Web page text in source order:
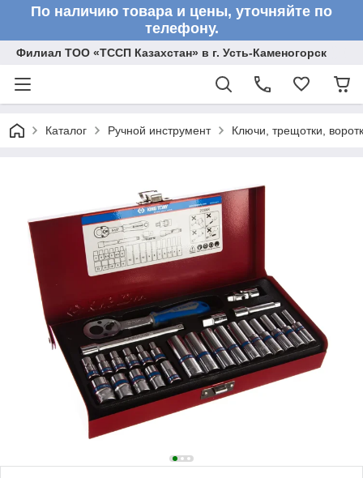
По наличию товара и цены, уточняйте по
телефону.
Филиал ТОО «ТССП Казахстан» в г. Усть-Каменогорск
Каталог Ручной инструмент Ключи, трещотки,